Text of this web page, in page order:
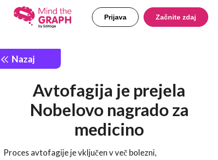
Prijava Začnite zdaj
Nazaj
Avtofagija je prejela
Nobelovo nagrado za
medicino
Proces avtofagije je vključen v več bolezni,